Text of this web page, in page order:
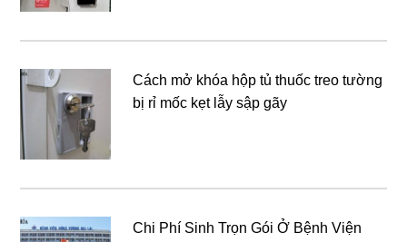
Cách mở khóa hộp tủ thuốc treo tường
bị rỉ mốc kẹt lẫy sập gãy
Chi Phí Sinh Trọn Gói Ở Bệnh Viện